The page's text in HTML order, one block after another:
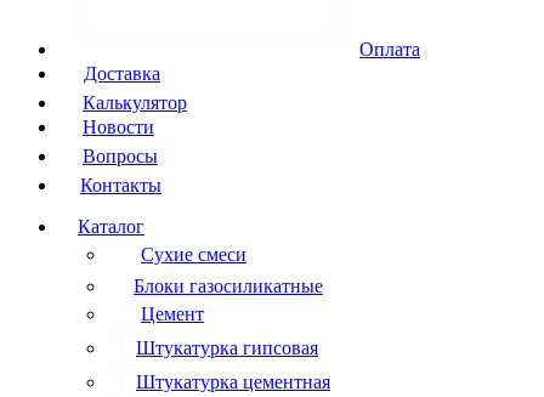
Оплата
Доставка
Калькулятор
Новости
Вопросы
Контакты
Каталог
Сухие смеси
Блоки газосиликатные
Цемент
Штукатурка гипсовая
Штукатурка цементная